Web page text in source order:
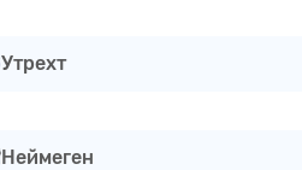
Утрехт
Неймеген